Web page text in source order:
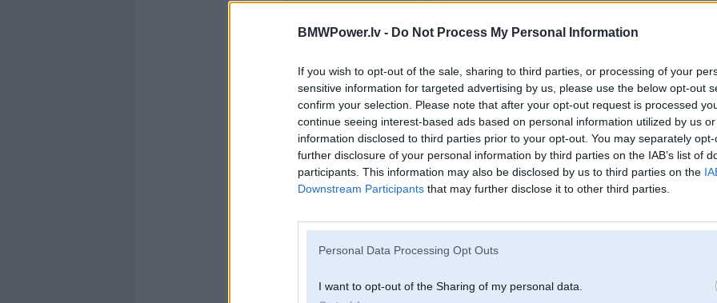
BMWPower.lv - Do Not Process My Personal Information
If you wish to opt-out of the sale, sharing to third parties, or processing of your
sensitive information for targeted advertising by us, please use the below opt-out
confirm your selection. Please note that after your opt-out request is processed
continue seeing interest-based ads based on personal information utilized by us
information disclosed to third parties prior to your opt-out. You may separately
further disclosure of your personal information by third parties on the IAB’s list of
participants. This information may also be disclosed by us to third parties on the
Downstream Participants that may further disclose it to other third parties.
Personal Data Processing Opt Outs
I want to opt-out of the Sharing of my personal data.
Te bik nopietnāk
Ropaži
https://ssk.lv/
https://www.facebook.com/share/8M1dYAN84uyJG7qw/
https://www.facebook.com/share/TBURciCjK4KeM3A9/
Gardenes 13, Rīga
Offline
uz e65 sbsr moduli ir problemātiski citu iekodēt? kāds varbūt var palīdzēt?